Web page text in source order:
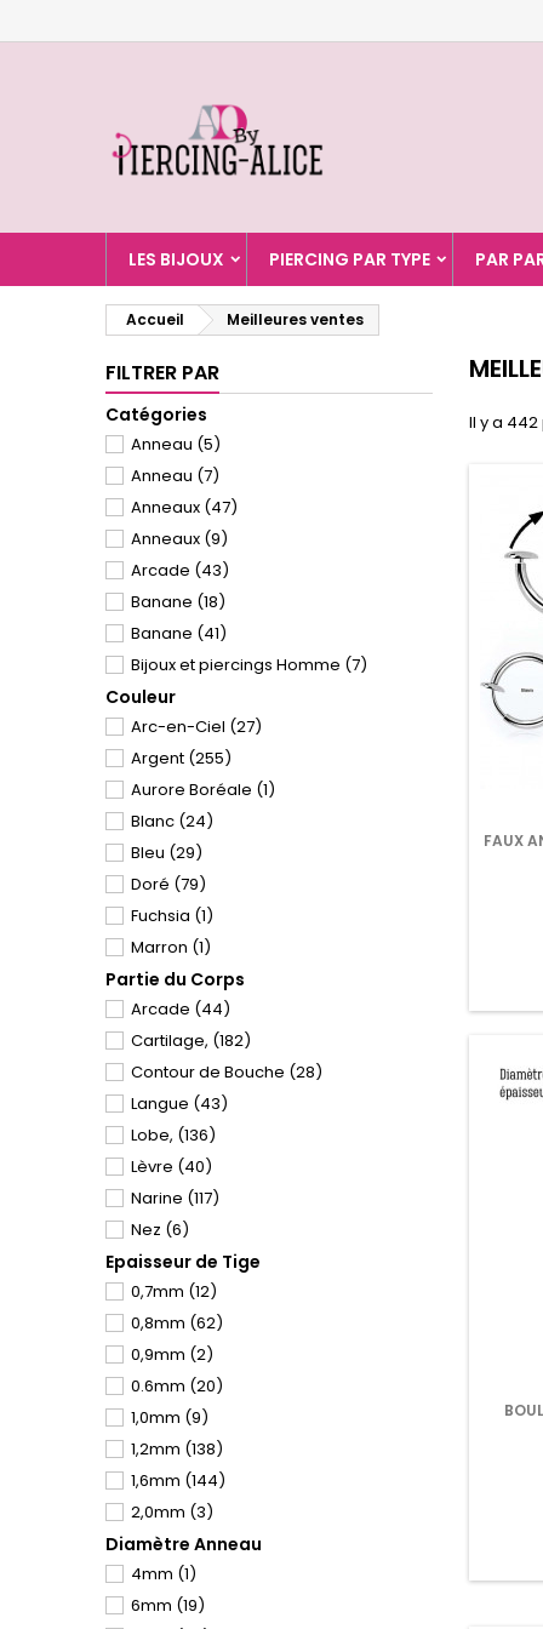
LES BIJOUX PIERCING PAR TYPE PAR
Accueil Meilleures ventes
FILTRER PAR
Catégories
Anneau (5)
Anneau (7)
Anneaux (47)
Anneaux (9)
Arcade (43)
Banane (18)
Banane (41)
Bijoux et piercings Homme (7)
Boucles d'Oreilles
Bracelets(2)
Cartilage et Tragus
Clou de Narine (59)
Colliers-Pendentifs
Couronne
Couronne
Décorations
EarCuff -Bague d'Oreille
Etrier(1)
Etrier(1)
Faux Piericng(16)
Fer à Cheval(9)
Fer à Cheval
Fer à Cheval
Grossesse
Haltère - Barbell
Industriel
Inversé (3)
Labret (29)
Langue(47)
Les Bijoux(30)
Les Classiques et Basiques
Lobe(120)
Lèvre(42)
Narine(119)
Nez(39)
Nombril(76)
Oreille(204)
Par partie du corps
Couleur
Arc-en-Ciel (27)
Argent (255)
Aurore Boréale (1)
Blanc (24)
Bleu (29)
Doré (79)
Fuchsia (1)
Marron (1)
Multicolore(3)
Noir(65)
Orange(2)
Or Rose(20)
Rose(23)
Rouge(7)
Transparent
Vert(7)
Violet(11)
Partie du Corps
Arcade (44)
Cartilage, (182)
Contour de Bouche (28)
Langue (43)
Lobe, (136)
Lèvre (40)
Narine (117)
Nez (6)
Nombril (72)
Septum(34)
Tragus (94)
Téton(45)
Epaisseur de Tige
0,7mm (12)
0,8mm (62)
0,9mm (2)
0.6mm (20)
1,0mm (9)
1,2mm (138)
1,6mm (144)
2,0mm (3)
2,5mm (2)
3mm (2)
Diamètre Anneau
4mm (1)
6mm (19)
Il y a
FAUX